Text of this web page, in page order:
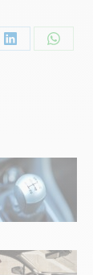
Share
Share